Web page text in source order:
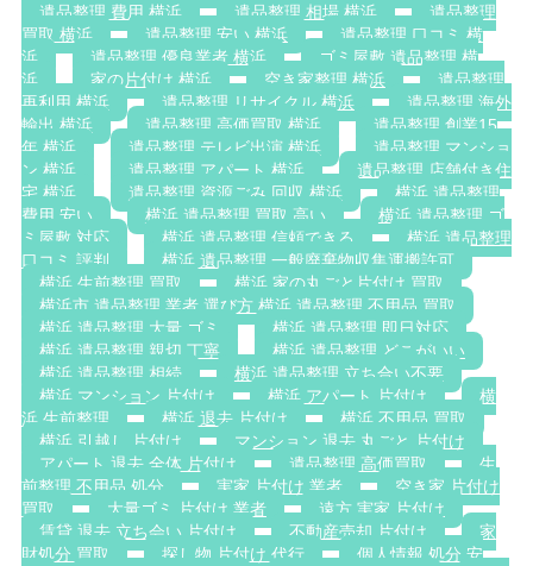
遺品整理 費用 横浜
遺品整理 相場 横浜
遺品整理
買取 横浜
遺品整理 安い 横浜
遺品整理 口コミ 横
浜
遺品整理 優良業者 横浜
ゴミ屋敷 遺品整理 横
浜
家の片付け 横浜 空き家整理 横浜
遺品整理
再利用 横浜
遺品整理 リサイクル 横浜
遺品整理 海外
輸出 横浜
遺品整理 高価買取 横浜
遺品整理 創業15
年 横浜
遺品整理 テレビ出演 横浜
遺品整理 マンショ
ン 横浜
遺品整理 アパート 横浜
遺品整理 店舗付き住
宅 横浜
遺品整理 資源ごみ 回収 横浜
横浜 遺品整理
費用 安い
横浜 遺品整理 買取 高い
横浜 遺品整理 ゴ
ミ屋敷 対応
横浜 遺品整理 信頼できる
横浜 遺品整理
口コミ 評判
横浜 遺品整理 一般廃棄物収集運搬許可
横浜 生前整理 買取
横浜 家の丸ごと片付け 買取
横浜市 遺品整理 業者 選び方 横浜 遺品整理 不用品 買取
横浜 遺品整理 大量 ゴミ
横浜 遺品整理 即日対応
横浜 遺品整理 親切 丁寧
横浜 遺品整理 どこがいい
横浜 遺品整理 相続
横浜 遺品整理 立ち合い不要
横浜 マンション 片付け
横浜 アパート 片付け
横
浜 生前整理
横浜 退去 片付け
横浜 不用品 買取
横浜 引越し 片付け
マンション 退去 丸ごと 片付け
アパート 退去 全体 片付け
遺品整理 高価買取
生
前整理 不用品 処分
実家 片付け 業者
空き家 片付け
買取
大量ゴミ 片付け 業者
遠方 実家 片付け
賃貸 退去 立ち会い 片付け
不動産売却 片付け
家
財処分 買取
探し物 片付け 代行
個人情報 処分 安